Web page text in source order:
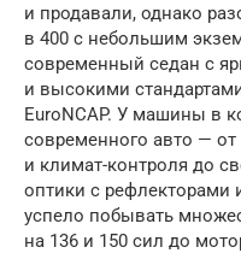
и продавали, однако
в 400 с небольшим
современный седан с
и высокими
EuroNCAP. У машины в
современного авто —
и климат-контроля до
оптики с рефлекторами
успело побывать
на 136 и 150 сил до